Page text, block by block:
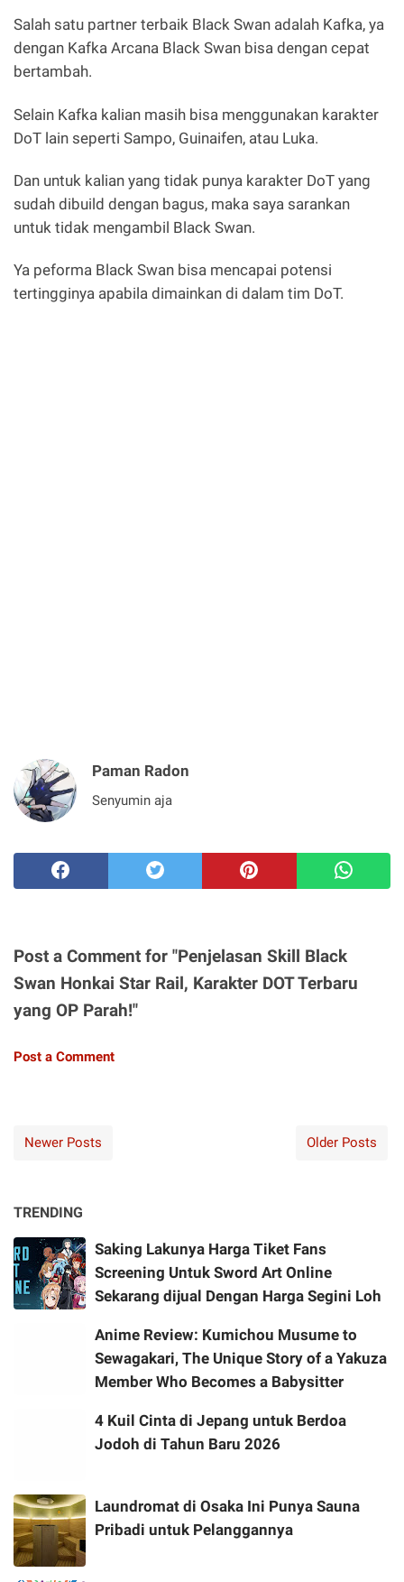
Salah satu partner terbaik Black Swan adalah Kafka, ya
dengan Kafka Arcana Black Swan bisa dengan cepat
bertambah.
Selain Kafka kalian masih bisa menggunakan karakter
DoT lain seperti Sampo, Guinaifen, atau Luka.
Dan untuk kalian yang tidak punya karakter DoT yang
sudah dibuild dengan bagus, maka saya sarankan
untuk tidak mengambil Black Swan.
Ya peforma Black Swan bisa mencapai potensi
tertingginya apabila dimainkan di dalam tim DoT.
Paman Radon
Senyumin aja
Post a Comment for "Penjelasan Skill Black
Swan Honkai Star Rail, Karakter DOT Terbaru
yang OP Parah!"
Post a Comment
Newer Posts Older Posts
TRENDING
Saking Lakunya Harga Tiket Fans
Screening Untuk Sword Art Online
Sekarang dijual Dengan Harga Segini Loh
Anime Review: Kumichou Musume to
Sewagakari, The Unique Story of a Yakuza
Member Who Becomes a Babysitter
4 Kuil Cinta di Jepang untuk Berdoa
Jodoh di Tahun Baru 2026
Laundromat di Osaka Ini Punya Sauna
Pribadi untuk Pelanggannya